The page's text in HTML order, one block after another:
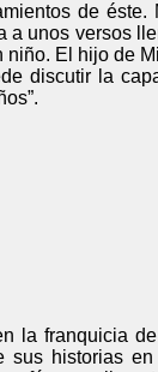
de éste.
a unos versos
El hijo de
discutir la
la franquicia
historias